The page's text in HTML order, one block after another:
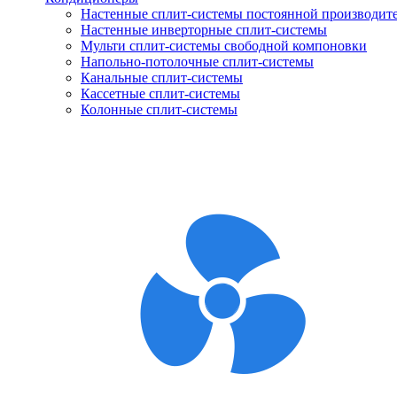
Настенные сплит-системы постоянной
Настенные инверторные сплит-системы
Мульти сплит-системы свободной компоновки
Напольно-потолочные сплит-системы
Канальные сплит-системы
Кассетные сплит-системы
Колонные сплит-системы